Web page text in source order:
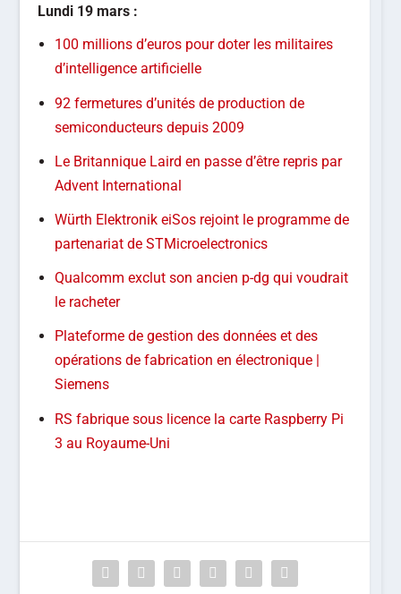
Lundi 19 mars :
100 millions d’euros pour doter les militaires
d’intelligence artificielle
92 fermetures d’unités de production de
semiconducteurs depuis 2009
Le Britannique Laird en passe d’être repris par
Advent International
Würth Elektronik eiSos rejoint le programme de
partenariat de STMicroelectronics
Qualcomm exclut son ancien p-dg qui voudrait
le racheter
Plateforme de gestion des données et des
opérations de fabrication en électronique |
Siemens
RS fabrique sous licence la carte Raspberry Pi
3 au Royaume-Uni